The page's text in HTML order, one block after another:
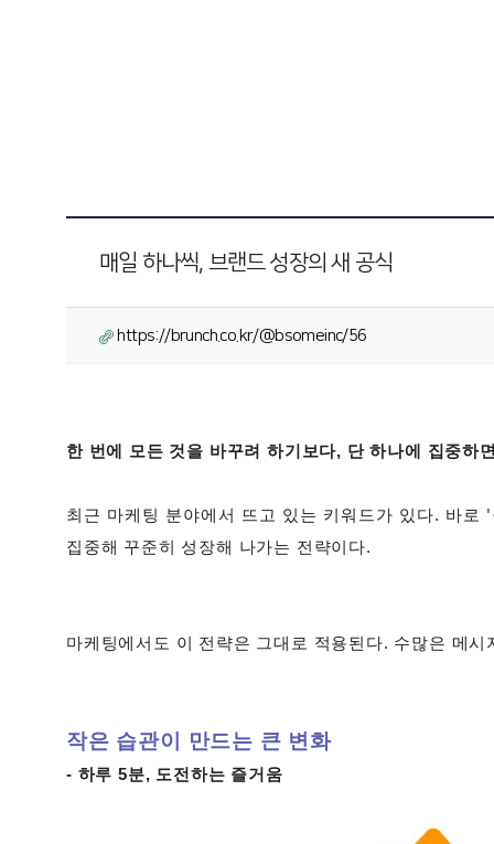
매일 하나씩, 브랜드 성장의 새 공식
https://brunch.co.kr/@bsomeinc/56
한 번에 모든 것을 바꾸려 하기보다, 단 하나에 집중하
최근 마케팅 분야에서 뜨고 있는 키워드가 있다. 바로 '
집중해 꾸준히 성장해 나가는 전략이다.
마케팅에서도 이 전략은 그대로 적용된다. 수많은 메
작은 습관이 만드는 큰 변화
- 하루 5분, 도전하는 즐거움